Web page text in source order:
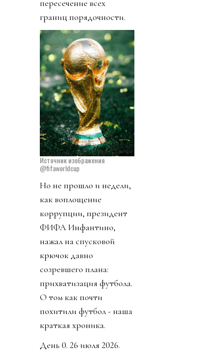
пересечение всех
границ порядочности.
Источник изображения
@fifaworldcup
Но не прошло и недели,
как воплощение
коррупции, президент
ФИФА Инфантино,
нажал на спусковой
крючок давно
созревшего плана:
прихватизация футбола.
О том как почти
похитили футбол - наша
краткая хроника.
День 0. 26 июля 2026.